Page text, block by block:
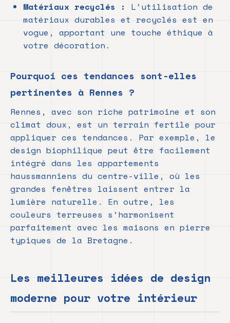
Matériaux recyclés :
L’utilisation de
matériaux durables et recyclés est en
vogue, apportant une touche éthique à
votre décoration.
Pourquoi ces tendances sont-elles
pertinentes à Rennes ?
Rennes, avec son riche patrimoine et son
climat doux, est un terrain fertile pour
appliquer ces tendances. Par exemple, le
design biophilique peut être facilement
intégré dans les appartements
haussmanniens du centre-ville, où les
grandes fenêtres laissent entrer la
lumière naturelle. En outre, les
couleurs terreuses s’harmonisent
parfaitement avec les maisons en pierre
typiques de la Bretagne.
Les meilleures idées de design
moderne pour votre intérieur